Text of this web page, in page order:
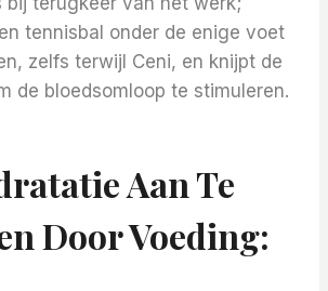
tennisbal onder de enige voet
zelfs terwijl Ceni, en knijpt de
de bloedsomloop te stimuleren.
Aan Te
Door Voeding: